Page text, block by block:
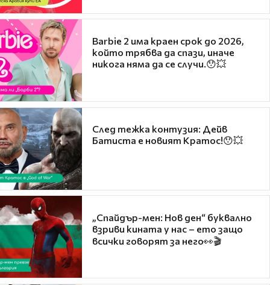
Barbie 2 има краен срок до 2026,
който трябва да спази, иначе
никога няма да се случи.😯💥
След тежка контузия: Дейв
Батиста е новият Кратос!😯💥
„Спайдър-мен: Нов ден“ буквално
взриви кината у нас – ето защо
всички говорят за него👀🎬